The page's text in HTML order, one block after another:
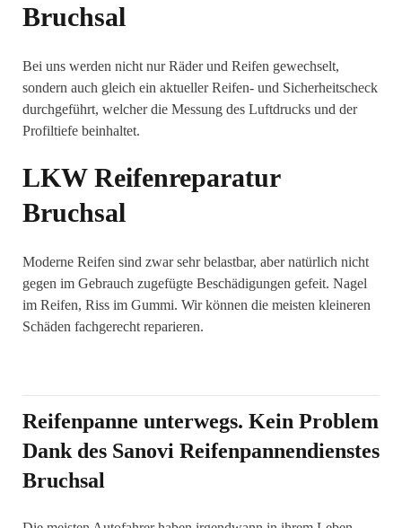
Bruchsal
Bei uns werden nicht nur Räder und Reifen gewechselt,
sondern auch gleich ein aktueller Reifen- und Sicherheitscheck
durchgeführt, welcher die Messung des Luftdrucks und der
Profiltiefe beinhaltet.
LKW Reifenreparatur
Bruchsal
Moderne Reifen sind zwar sehr belastbar, aber natürlich nicht
gegen im Gebrauch zugefügte Beschädigungen gefeit. Nagel
im Reifen, Riss im Gummi. Wir können die meisten kleineren
Schäden fachgerecht reparieren.
Reifenpanne unterwegs. Kein Problem
Dank des Sanovi Reifenpannendienstes
Bruchsal